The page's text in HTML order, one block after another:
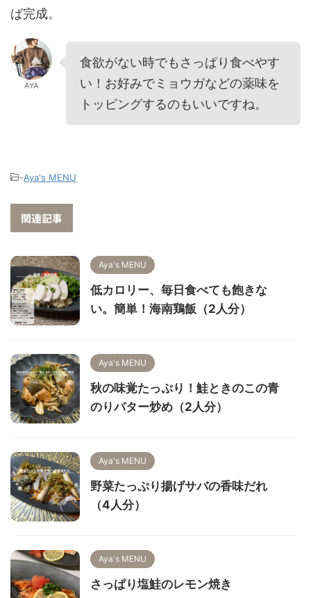
ば完成。
AYA
食欲がない時でもさっぱり食べやす
い！お好みでミョウガなどの薬味を
トッピングするのもいいですね。
-Aya's MENU
関連記事
Aya's MENU
低カロリー、毎日食べても飽きな
い。簡単！海南鶏飯（2人分）
Aya's MENU
秋の味覚たっぷり！鮭ときのこの青
のりバター炒め（2人分）
Aya's MENU
野菜たっぷり揚げサバの香味だれ
（4人分）
Aya's MENU
さっぱり塩鮭のレモン焼き